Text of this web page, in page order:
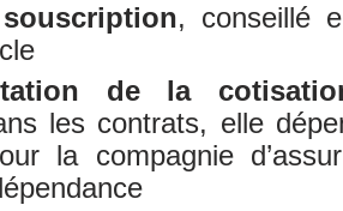
, conseillé
de la
les contrats, elle
la compagnie